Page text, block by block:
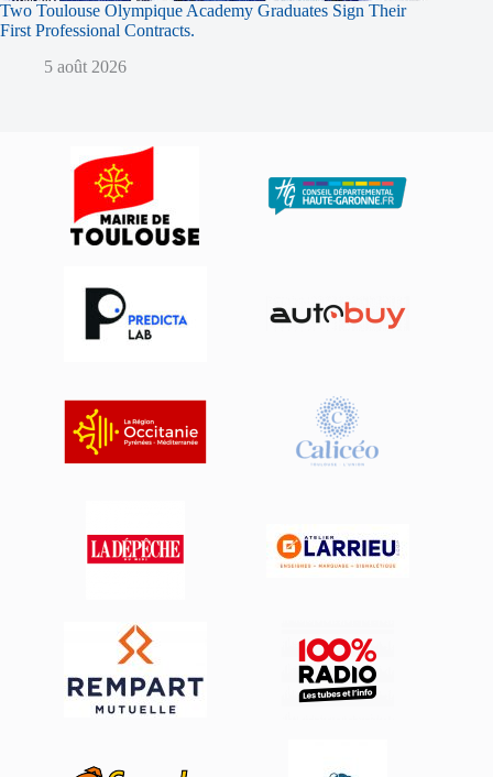
Two Toulouse Olympique Academy Graduates Sign Their
First Professional Contracts.
5 août 2026